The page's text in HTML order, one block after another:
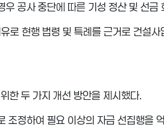
우 공사 중단에 따른 기성 정산 및 선
로 현행 법령 및 특례를 근거로 건설
한 두 가지 개선 방안을 제시했다.
조정하여 필요 이상의 자금 선집행을